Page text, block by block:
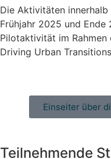
Die Aktivitäten
Frühjahr 2025 und
Pilotaktivität im
Driving Urban
Einseiter über
Teilnehmende